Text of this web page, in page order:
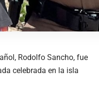
Rodolfo Sancho, fue
celebrada en la isla